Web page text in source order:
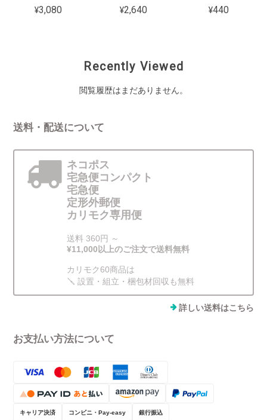
¥3,080 ¥2,640 ¥440
Recently Viewed
閲覧履歴はまだありません。
送料・配送について
ネコポス
宅急便コンパクト
宅急便
定形外郵便
カリモク専用便
送料 360円 ～
¥11,000以上のご注文で送料無料
カリモク60商品は
🪛 設置・組立・梱包材回収も無料
詳しい送料はこちら
お支払い方法について
キャリア決済 コンビニ・Pay-easy 銀行振込